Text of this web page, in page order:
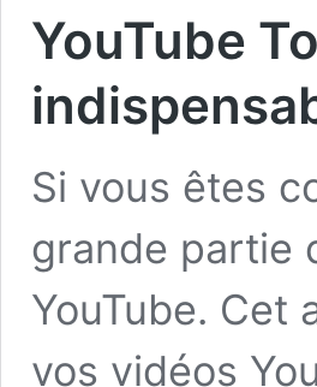
YouTube
Si vous êtes
grande partie
YouTube. Cet
vos vidéos